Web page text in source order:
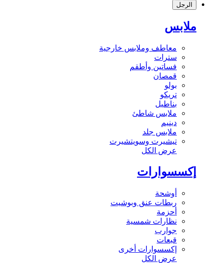
الرجل
ملابس
معاطف وملابس خارجية
سترات
فساتين وأطقم
قمصان
بولو
تريكو
بناطيل
ملابس شاطئ
دينيم
ملابس جلد
تيشيرت وسويتشيرت
عرض الكل
إكسسوارات
أوشحة
ربطات عنق وبوشيت
أحزمة
نظارات شمسية
جوارب
قبعات
إكسسوارات أخرى
عرض الكل